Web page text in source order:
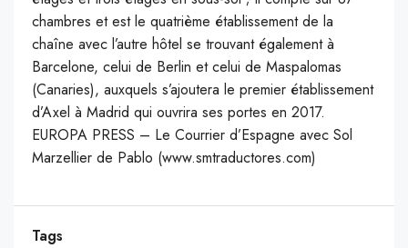
chambres et est le quatrième établissement de la
chaîne avec l’autre hôtel se trouvant également à
Barcelone, celui de Berlin et celui de Maspalomas
(Canaries), auxquels s’ajoutera le premier établissement
d’Axel à Madrid qui ouvrira ses portes en 2017.
EUROPA PRESS – Le Courrier d’Espagne avec Sol
Marzellier de Pablo (www.smtraductores.com)
Tags